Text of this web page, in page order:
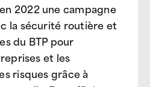
en 2022 une campagne
la sécurité routière et
du BTP pour
et les
risques grâce à